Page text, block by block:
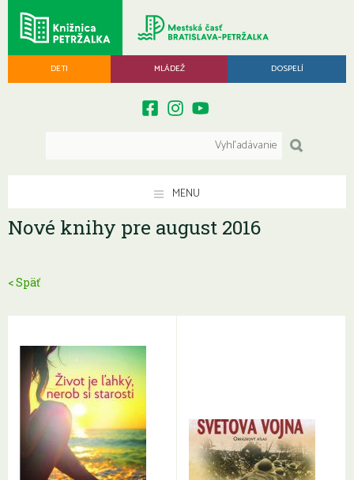
DETI MLÁDEŽ DOSPELÍ
MENU
Nové knihy pre august 2016
< Späť